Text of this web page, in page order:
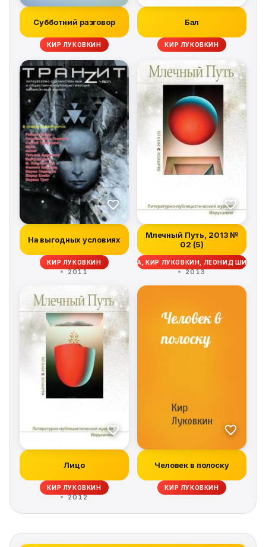
Субботний разговор
КИР ЛУКОВКИН
Бал
КИР ЛУКОВКИН
На выгодных условиях
КИР ЛУКОВКИН
2011
Млечный Путь, 2013 №
02 (5)
МАВЕРИК, НАТАЛЬЯ ГИЛЯРОВА, КИР ЛУКОВКИН, ЛЕОНИД
2013
Лицо
КИР ЛУКОВКИН
2012
Человек в полоску
КИР ЛУКОВКИН